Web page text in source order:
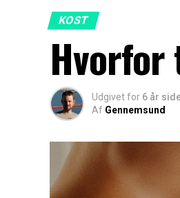
KOST
Udgivet for 6 år
Af Gennemsund